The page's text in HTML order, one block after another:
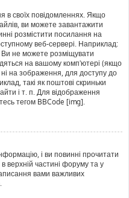
в своїх повідомленнях. Якщо
ви можете завантажити
розмістити посилання на
веб-сервері. Наприклад:
не можете розміщувати
на вашому комп'ютері (якщо
на зображення, для доступу до
такі як поштові скриньки
і т. п. Для відображення
тегом BBCode [img].
і ви повинні прочитати
верхній частині форуму та у
вами важливих